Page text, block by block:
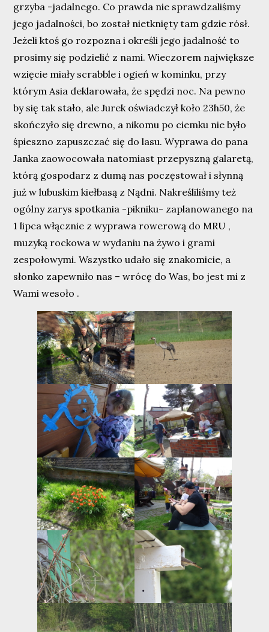
grzyba -jadalnego. Co prawda nie sprawdzaliśmy
jego jadalności, bo został nietknięty tam gdzie rósł.
Jeżeli ktoś go rozpozna i określi jego jadalność to
prosimy się podzielić z nami. Wieczorem największe
wzięcie miały scrabble i ogień w kominku, przy
którym Asia deklarowała, że spędzi noc. Na pewno
by się tak stało, ale Jurek oświadczył koło 23h50, że
skończyło się drewno, a nikomu po ciemku nie było
śpieszno zapuszczać się do lasu. Wyprawa do pana
Janka zaowocowała natomiast przepyszną galaretą,
którą gospodarz z dumą nas poczęstował i słynną
już w lubuskim kiełbasą z Nądni. Nakreśliliśmy też
ogólny zarys spotkania -pikniku- zaplanowanego na
1 lipca włącznie z wyprawa rowerową do MRU ,
muzyką rockowa w wydaniu na żywo i grami
zespołowymi. Wszystko udało się znakomicie, a
słonko zapewniło nas – wrócę do Was, bo jest mi z
Wami wesoło .